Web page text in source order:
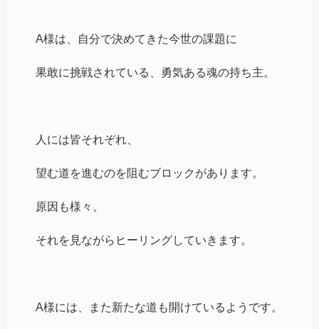
A様は、自分で決めてきた今世の課題に
果敢に挑戦されている、勇気ある魂の持ち主。
人には皆それぞれ、
望む道を進むのを阻むブロックがあります。
原因も様々。
それを見ながらヒーリングしていきます。
A様には、また新たな道も開けているようです。